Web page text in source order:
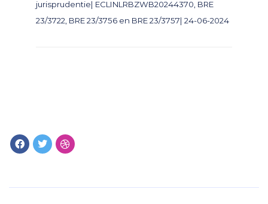
jurisprudentie| ECLINLRBZWB20244370, BRE
23/3722, BRE 23/3756 en BRE 23/3757| 24-06-2024